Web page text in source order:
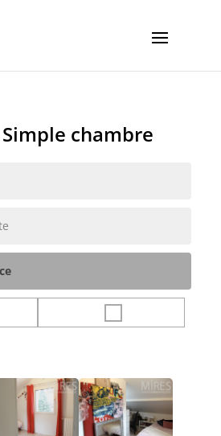
Simple chambre